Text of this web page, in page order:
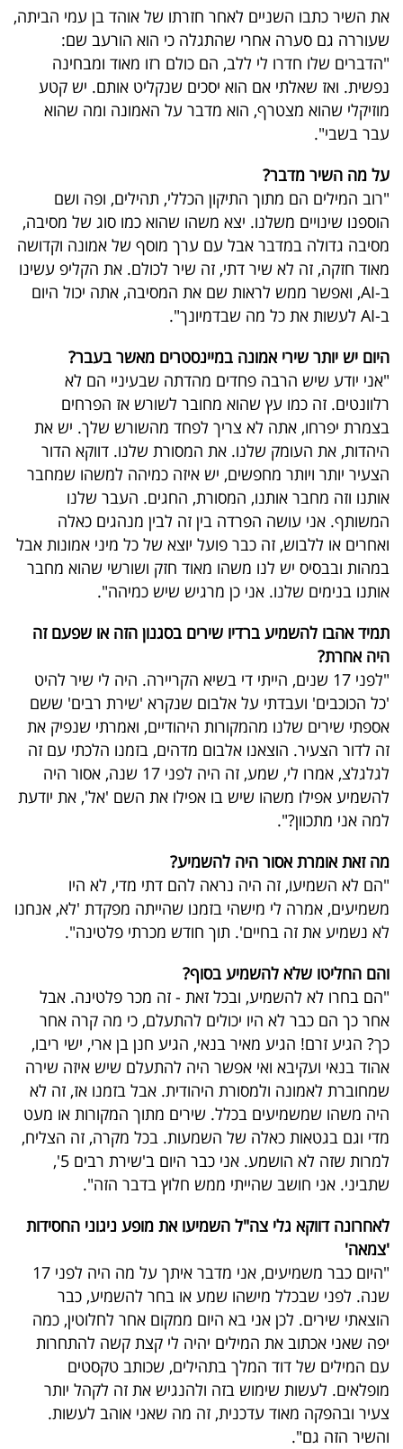
פרסמו
באייס
עקבו
אחרינו:
את השיר כתבו השניים לאחר חזרתו של אוהד בן עמי הביתה,
שעוררה גם סערה אחרי שהתגלה כי הוא הורעב שם:
"הדברים שלו חדרו לי ללב, הם כולם רזו מאוד ומבחינה
נפשית. ואז שאלתי אם הוא יסכים שנקליט אותם. יש קטע
מוזיקלי שהוא מצטרף, הוא מדבר על האמונה ומה שהוא
עבר בשבי".
על מה השיר מדבר?
"רוב המילים הם מתוך התיקון הכללי, תהילים, ופה ושם
הוספנו שינויים משלנו. יצא משהו שהוא כמו סוג של מסיבה,
מסיבה גדולה במדבר אבל עם ערך מוסף של אמונה וקדושה
מאוד חזקה, זה לא שיר דתי, זה שיר לכולם. את הקליפ עשינו
ב-AI, ואפשר ממש לראות שם את המסיבה, אתה יכול היום
ב-AI לעשות את כל מה שבדמיונך".
היום יש יותר שירי אמונה במיינסטרים מאשר בעבר?
"אני יודע שיש הרבה פחדים מהדתה שבעיניי הם לא
רלוונטים. זה כמו עץ שהוא מחובר לשורש אז הפרחים
בצמרת יפרחו, אתה לא צריך לפחד מהשורש שלך. יש את
היהדות, את העומק שלנו. את המסורת שלנו. דווקא הדור
הצעיר יותר ויותר מחפשים, יש איזה כמיהה למשהו שמחבר
אותנו וזה מחבר אותנו, המסורת, החגים. העבר שלנו
המשותף. אני עושה הפרדה בין זה לבין מנהגים כאלה
ואחרים או ללבוש, זה כבר פועל יוצא של כל מיני אמונות אבל
במהות ובבסיס יש לנו משהו מאוד חזק ושורשי שהוא מחבר
אותנו בנימים שלנו. אני כן מרגיש שיש כמיהה".
תמיד אהבו להשמיע ברדיו שירים בסגנון הזה או שפעם זה
היה אחרת?
"לפני 17 שנים, הייתי די בשיא הקריירה. היה לי שיר להיט
'כל הכוכבים' ועבדתי על אלבום שנקרא 'שירת רבים' ששם
אספתי שירים שלנו מהמקורות היהודיים, ואמרתי שנפיק את
זה לדור הצעיר. הוצאנו אלבום מדהים, בזמנו הלכתי עם זה
לגלגלצ, אמרו לי, שמע, זה היה לפני 17 שנה, אסור היה
להשמיע אפילו משהו שיש בו אפילו את השם 'אל', את יודעת
למה אני מתכוון?".
מה זאת אומרת אסור היה להשמיע?
"הם לא השמיעו, זה היה נראה להם דתי מדי, לא היו
משמיעים, אמרה לי מישהי בזמנו שהייתה מפקדת 'לא, אנחנו
לא נשמיע את זה בחיים'. תוך חודש מכרתי פלטינה".
והם החליטו שלא להשמיע בסוף?
"הם בחרו לא להשמיע, ובכל זאת - זה מכר פלטינה. אבל
אחר כך הם כבר לא היו יכולים להתעלם, כי מה קרה אחר
כך? הגיע זרם! הגיע מאיר בנאי, הגיע חנן בן ארי, ישי ריבו,
אהוד בנאי ועקיבא ואי אפשר היה להתעלם שיש איזה שירה
שמחוברת לאמונה ולמסורת היהודית. אבל בזמנו אז, זה לא
היה משהו שמשמיעים בכלל. שירים מתוך המקורות או מעט
מדי וגם בגטאות כאלה של השמעות. בכל מקרה, זה הצליח,
למרות שזה לא הושמע. אני כבר היום ב'שירת רבים 5',
שתביני. אני חושב שהייתי ממש חלוץ בדבר הזה".
לאחרונה דווקא גלי צה"ל השמיעו את מופע ניגוני החסידות
'צמאה'
"היום כבר משמיעים, אני מדבר איתך על מה היה לפני 17
שנה. לפני שבכלל מישהו שמע או בחר להשמיע, כבר
הוצאתי שירים. לכן אני בא היום ממקום אחר לחלוטין, כמה
יפה שאני אכתוב את המילים יהיה לי קצת קשה להתחרות
עם המילים של דוד המלך בתהילים, שכותב טקסטים
מופלאים. לעשות שימוש בזה ולהנגיש את זה לקהל יותר
צעיר ובהפקה מאוד עדכנית, זה מה שאני אוהב לעשות.
והשיר הזה גם".